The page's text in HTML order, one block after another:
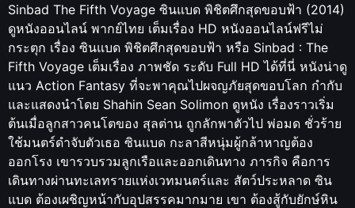
Sinbad The Fifth Voyage ซินแบด พิชิตศึกสุดขอบฟ้า (2014)
ดูหนังออนไลน์ พากย์ไทย เต็มเรื่อง HD หนังออนไลน์ฟรีไม่
กระตุก เรื่อง ซินแบด พิชิตศึกสุดขอบฟ้า หรือ Sinbad : The
Fifth Voyage เต็มเรื่อง ภาพชัด ระดับ Full HD ได้ที่นี่ หนังน่าดู
แนว Action Fantasy ที่จะพาคุณไปผจญภัยสุดขอบโลก กำกับ
และแสดงนำโดย Shahin Sean Solimon ดูหนัง เรื่องราวเริ่ม
ต้นเมื่อลูกสาวคนโตของ สุลต่าน ถูกลักพาตัวไป พ่อมด ชั่วร้าย
ใช้มนตร์ดำจับตัวเธอ ซินแบด กะลาสีหนุ่มผู้กล้าหาญต้อง
ออกโรง เขารวบรวมลูกเรือและออกเดินทาง ภารกิจ คือการ
เดินทางผ่านทะเลทรายแห่งเวทมนตร์และ สัตว์ประหลาด ซิน
แบด ต้องเผชิญหน้ากับอุปสรรคมากมาย เขา ต้องสู้กับยักษ์หิน